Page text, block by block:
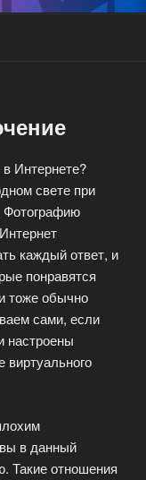
Интернете?
свете при
Фотографию
каждый ответ, и
понравятся
тоже обычно
сами, если
настроены
виртуального
в данный
Такие отношения